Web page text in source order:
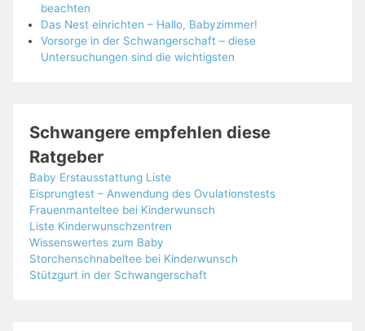
beachten
Das Nest einrichten – Hallo, Babyzimmer!
Vorsorge in der Schwangerschaft – diese
Untersuchungen sind die wichtigsten
Schwangere empfehlen diese
Ratgeber
Baby Erstausstattung Liste
Eisprungtest – Anwendung des Ovulationstests
Frauenmanteltee bei Kinderwunsch
Liste Kinderwunschzentren
Wissenswertes zum Baby
Storchenschnabeltee bei Kinderwunsch
Stützgurt in der Schwangerschaft